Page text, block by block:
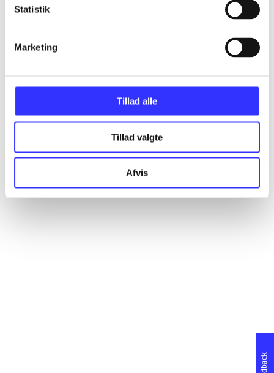
Statistik
Marketing
Tillad alle
Tillad valgte
Afvis
Published in undefined
Works are grouped by the earliest registered